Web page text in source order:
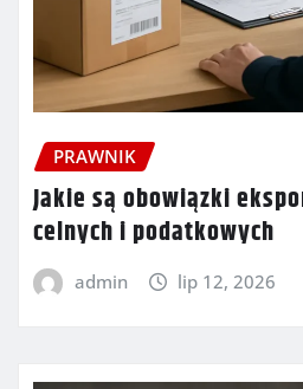
PRAWNIK
Jakie są obowiązki
celnych i podatkowych
admin lip 12, 2026